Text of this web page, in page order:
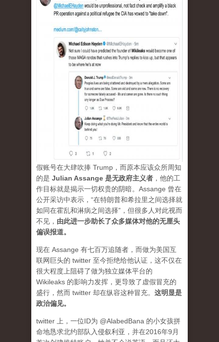
假账号在大肆吹捧 Trump，而原本应该众所周知
的是 Julian Assange 是无政府主义者 ，他的工
作目标就是揭示一切权贵的阴暗。Assange 曾在
公开采访中表示，“在特朗普和希拉里之间选择就
如同在霍乱和淋病之间选择”，但很多人对此视而
不见， 由此进一步助长了众多媒体对他的无厘头
偏误报道。
现在 Assange 有七百万追随者，而做为美国互
联网巨头的 twitter 至今拒绝给他认证，这不仅在
很大程度上阻碍了做为独立媒体平台的
Wikileaks 的影响力发挥，更导致了虚假冒充的
盛行，然而 twitter 却在纵容这种冒充。 这明显是
政治偏见。
twitter 上，一位ID为 @AlabedBana 的小女孩拼
命地恳求北约部队入侵叙利亚，并在2016年9月